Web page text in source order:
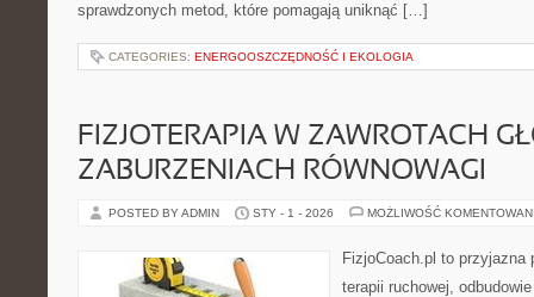
sprawdzonych metod, które pomagają uniknąć […]
CATEGORIES: ENERGOOSZCZĘDNOŚĆ I EKOLOGIA
FIZJOTERAPIA W ZAWROTACH
ZABURZENIACH RÓWNOWAGI
POSTED BY ADMIN STY - 1 - 2026 MOŻLIWOŚĆ
FizjoCoach.pl to przyjazna
terapii ruchowej,